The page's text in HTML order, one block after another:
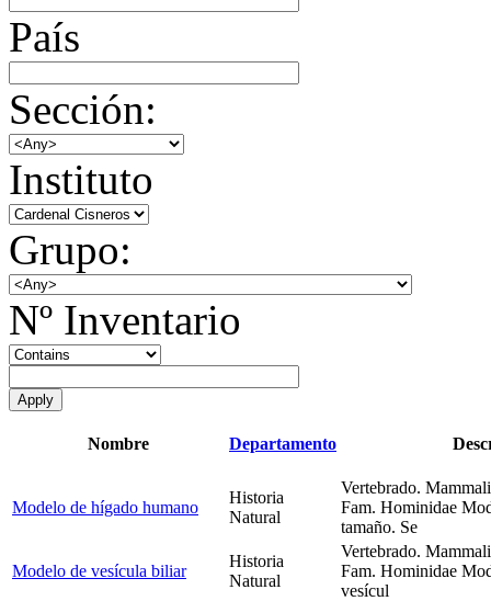
País
Sección:
Instituto
Grupo:
Nº Inventario
Nombre Departamento
Modelo de hígado humano
Historia
Natural
Vertebrado.
Fam. Hominidae
tamaño. Se
Modelo de vesícula biliar
Historia
Natural
Vertebrado.
Fam. Hominidae
vesícul